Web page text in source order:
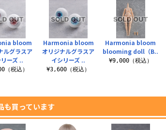
Harmonia bloom
オリジナルグラスア
イシリーズ ..
¥3,600（税込）
Harmonia bloom
blooming doll（B..
¥9,000（税込）
bloom
ルグラスア
ーズ ..
（税込）
も買っています